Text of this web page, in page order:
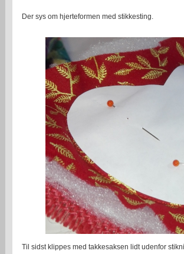
Der sys om hjerteformen med stikkesting.
Til sidst klippes med takkesaksen lidt udenfor